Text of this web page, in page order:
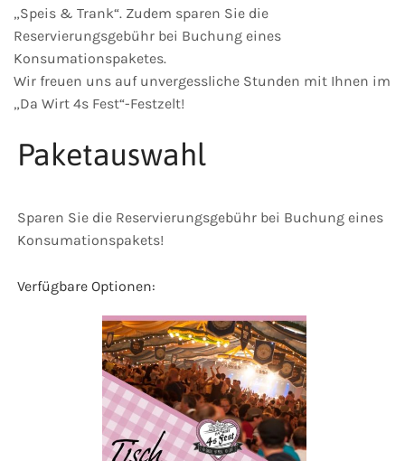
„Speis & Trank“. Zudem sparen Sie die
Reservierungsgebühr bei Buchung eines
Konsumationspaketes.
Wir freuen uns auf unvergessliche Stunden mit Ihnen im
„Da Wirt 4s Fest“-Festzelt!
Paketauswahl
Sparen Sie die Reservierungsgebühr bei Buchung eines
Konsumationspakets!
Verfügbare Optionen: